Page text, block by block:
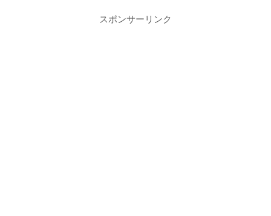
スポンサーリンク